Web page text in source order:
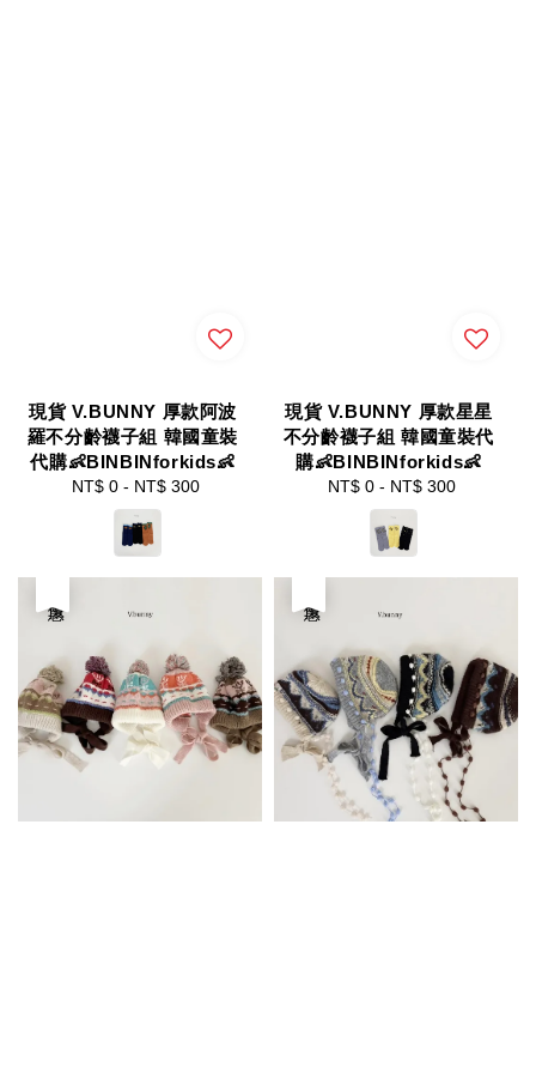
現貨 V.BUNNY 厚款阿波
羅不分齡襪子組 韓國童裝
代購👶BINBINforkids👶
Regular
price
NT$ 0- NT$ 300
現貨 V.BUNNY 厚款星星
不分齡襪子組 韓國童裝代
購👶BINBINforkids👶
Regular
price
NT$ 0- NT$ 300